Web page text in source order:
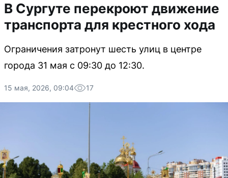
В Сургуте перекроют движение
транспорта для крестного хода
Ограничения затронут шесть улиц в центре
города 31 мая с 09:30 до 12:30.
15 мая, 2026, 09:04 17